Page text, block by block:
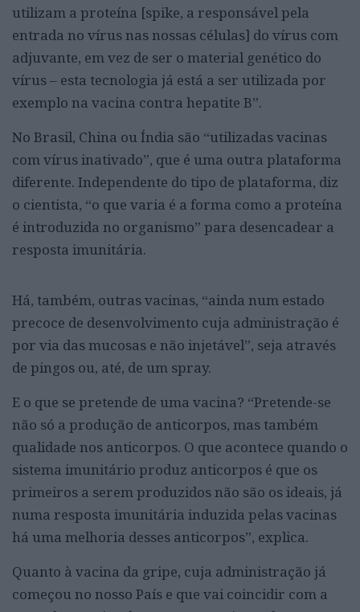
utilizam a proteína [spike, a responsável pela
entrada no vírus nas nossas células] do vírus com
adjuvante, em vez de ser o material genético do
vírus – esta tecnologia já está a ser utilizada por
exemplo na vacina contra hepatite B”.
No Brasil, China ou Índia são “utilizadas vacinas
com vírus inativado”, que é uma outra plataforma
diferente. Independente do tipo de plataforma, diz
o cientista, “o que varia é a forma como a proteína
é introduzida no organismo” para desencadear a
resposta imunitária.
Há, também, outras vacinas, “ainda num estado
precoce de desenvolvimento cuja administração é
por via das mucosas e não injetável”, seja através
de pingos ou, até, de um spray.
E o que se pretende de uma vacina? “Pretende-se
não só a produção de anticorpos, mas também
qualidade nos anticorpos. O que acontece quando o
sistema imunitário produz anticorpos é que os
primeiros a serem produzidos não são os ideais, já
numa resposta imunitária induzida pelas vacinas
há uma melhoria desses anticorpos”, explica.
Quanto à vacina da gripe, cuja administração já
começou no nosso País e que vai coincidir com a